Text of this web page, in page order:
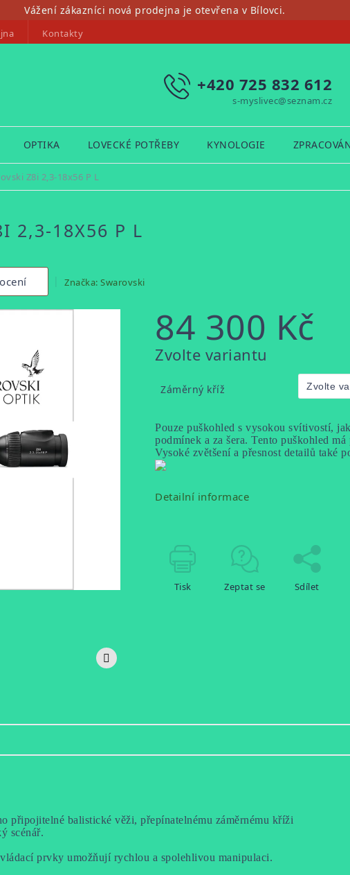
Vážení zákazníci nová prodejna je otevřena v Bílovci.
Kontakty
+420 725 832 612
s-myslivec@seznam.cz
OPTIKA LOVECKÉ POTŘEBY KYNOLOGIE
Z8i 2,3-18x56 P L
2,3-18X56 P L
Značka: Swarovski
84 300 Kč
Měrná
Zvolte variantu
Záměrný kříž
Pouze puškohled s vysokou svítivostí,
podmínek a za šera. Tento puškohled
Vysoké zvětšení a přesnost detailů také
Detailní informace
Tisk Zeptat se Sdílet
připojitelné balistické věži, přepínatelnému záměrnému kříži
scénář.
prvky umožňují rychlou a spolehlivou manipulaci.